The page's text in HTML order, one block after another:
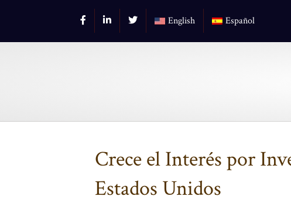
English Español
Crece el Interés por
Estados Unidos